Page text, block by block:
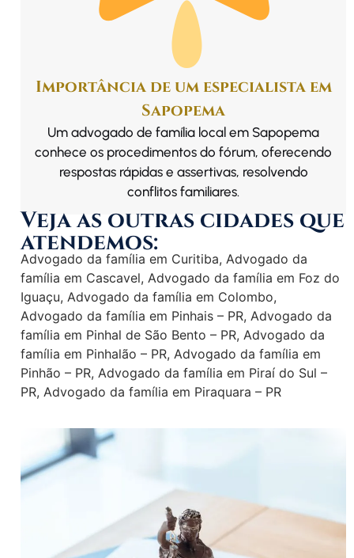
Importância de um especialista em
Sapopema
Um advogado de família local em Sapopema
conhece os procedimentos do fórum, oferecendo
respostas rápidas e assertivas, resolvendo
conflitos familiares.
Veja as outras cidades que
atendemos:
Advogado da família em Curitiba, Advogado da
família em Cascavel, Advogado da família em Foz do
Iguaçu, Advogado da família em Colombo,
Advogado da família em Pinhais – PR, Advogado da
família em Pinhal de São Bento – PR, Advogado da
família em Pinhalão – PR, Advogado da família em
Pinhão – PR, Advogado da família em Piraí do Sul –
PR, Advogado da família em Piraquara – PR